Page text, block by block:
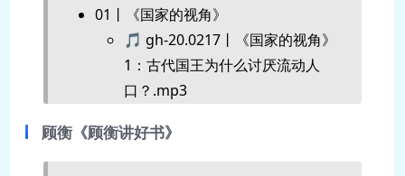
01丨《国家的视角》
🎵 gh-20.0217丨《国家的视角》
1：古代国王为什么讨厌流动人
口？.mp3
1：古代国王为什么讨厌流动人
顾衡《顾衡讲好书》